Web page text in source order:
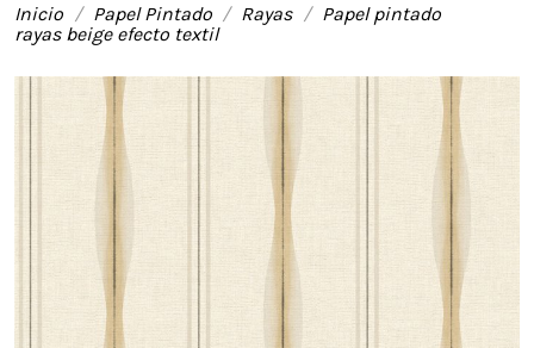
Inicio Papel Pintado Rayas
Papel pintado
rayas beige efecto textil